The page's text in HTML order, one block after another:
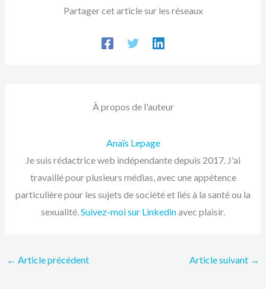
Partager cet article sur les réseaux
À propos de l'auteur
Anaïs Lepage
Je suis rédactrice web indépendante depuis 2017. J'ai
travaillé pour plusieurs médias, avec une appétence
particulière pour les sujets de société et liés à la santé ou la
sexualité.Suivez-moi sur Linkedinavec plaisir.
← Article précédent Article suivant →